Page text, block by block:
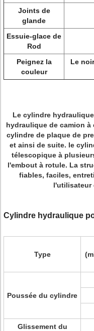
Joints de
glande
Essuie-glace de
Rod
Peignez la
couleur
Le
Le cylindre
hydraulique de camion
cylindre de plaque de
et ainsi de suite. le
télescopique à
l'embout à rotule. La
fiables, faciles,
l'utilisateur
Cylindre hydraulique
Type
Poussée du cylindre
Glissement du